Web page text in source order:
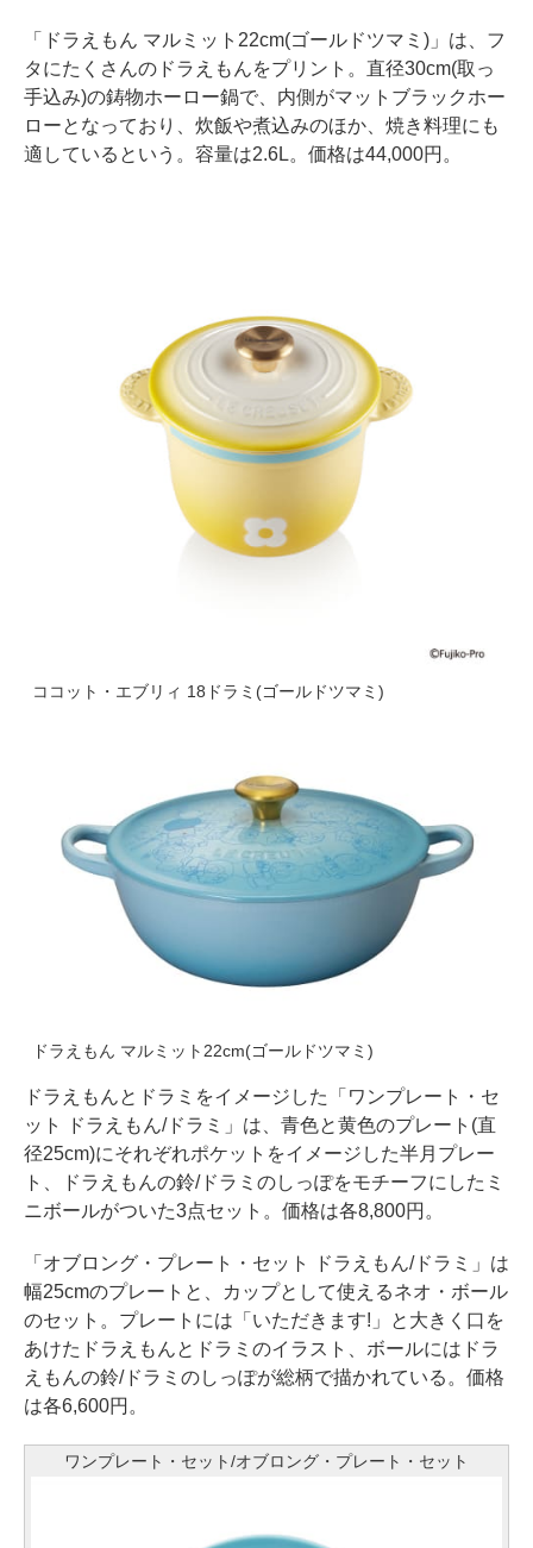
「ドラえもん マルミット22cm(ゴールドツマミ)」は、フ
タにたくさんのドラえもんをプリント。直径30cm(取っ
手込み)の鋳物ホーロー鍋で、内側がマットブラックホー
ローとなっており、炊飯や煮込みのほか、焼き料理にも
適しているという。容量は2.6L。価格は44,000円。
ココット・エブリィ 18ドラミ(ゴールドツマミ)
ドラえもん マルミット22cm(ゴールドツマミ)
ドラえもんとドラミをイメージした「ワンプレート・セ
ット ドラえもん/ドラミ」は、青色と黄色のプレート(直
径25cm)にそれぞれポケットをイメージした半月プレー
ト、ドラえもんの鈴/ドラミのしっぽをモチーフにしたミ
ニボールがついた3点セット。価格は各8,800円。
「オブロング・プレート・セット ドラえもん/ドラミ」は
幅25cmのプレートと、カップとして使えるネオ・ボール
のセット。プレートには「いただきます!」と大きく口を
あけたドラえもんとドラミのイラスト、ボールにはドラ
えもんの鈴/ドラミのしっぽが総柄で描かれている。価格
は各6,600円。
ワンプレート・セット/オブロング・プレート・セット